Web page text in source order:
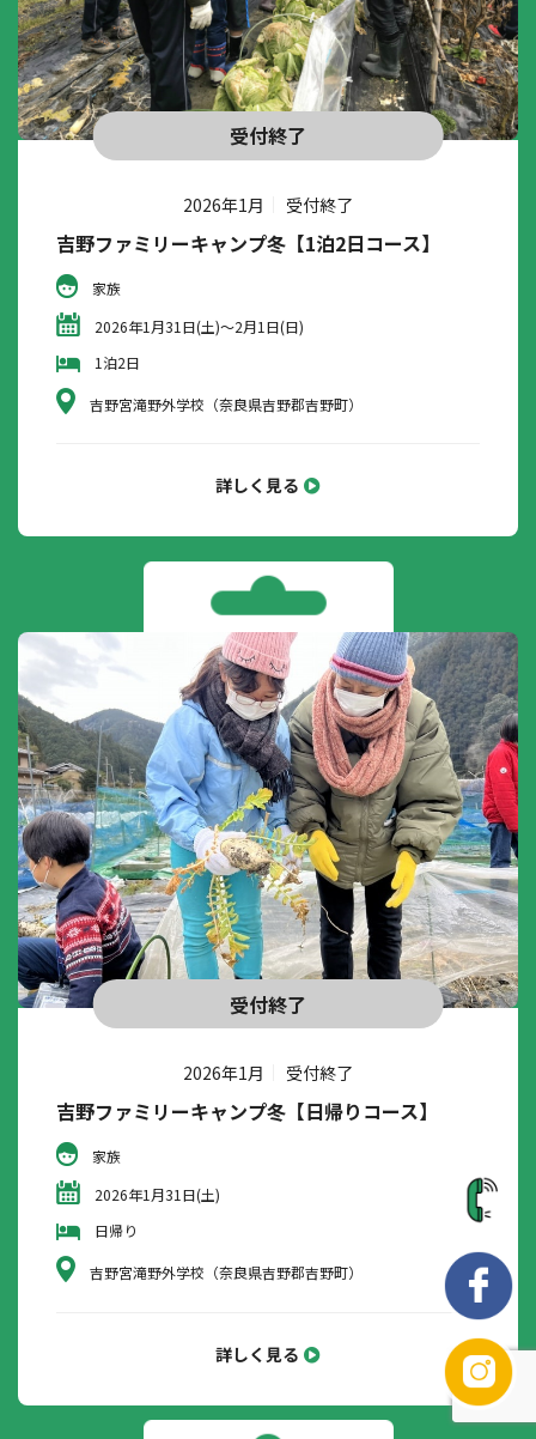
受付終了
2026年1月 受付終了
吉野ファミリーキャンプ冬【1泊2日コース】
家族
2026年1月31日(土)～2月1日(日)
1泊2日
吉野宮滝野外学校（奈良県吉野郡吉野町）
詳しく見る
受付終了
2026年1月 受付終了
吉野ファミリーキャンプ冬【日帰りコース】
家族
2026年1月31日(土)
日帰り
吉野宮滝野外学校（奈良県吉野郡吉野町）
詳しく見る